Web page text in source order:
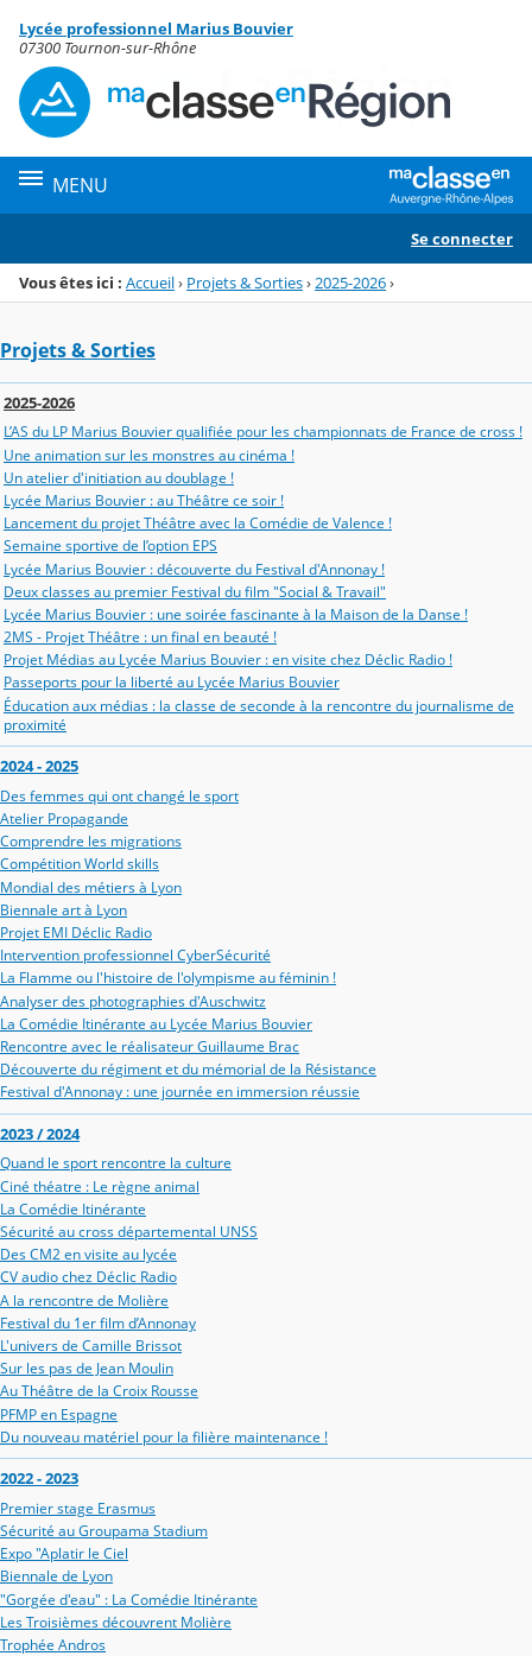
Menu de la rubrique
Contenu
Lycée professionnel Marius Bouvier
07300 Tournon-sur-Rhône
MENU
Se connecter
Vous êtes ici : Accueil› Projets & Sorties› 2025-2026›
Projets & Sorties
2025-2026
L’AS du LP Marius Bouvier qualifiée pour les championnats de France de cross !
Une animation sur les monstres au cinéma !
Un atelier d'initiation au doublage !
Lycée Marius Bouvier : au Théâtre ce soir !
Lancement du projet Théâtre avec la Comédie de Valence !
Semaine sportive de l’option EPS
Lycée Marius Bouvier : découverte du Festival d'Annonay !
Deux classes au premier Festival du film "Social & Travail"
Lycée Marius Bouvier : une soirée fascinante à la Maison de la Danse !
2MS - Projet Théâtre : un final en beauté !
Projet Médias au Lycée Marius Bouvier : en visite chez Déclic Radio !
Passeports pour la liberté au Lycée Marius Bouvier
Éducation aux médias : la classe de seconde à la rencontre du journalisme de
proximité
2024 - 2025
Des femmes qui ont changé le sport
Atelier Propagande
Comprendre les migrations
Compétition World skills
Mondial des métiers à Lyon
Biennale art à Lyon
Projet EMI Déclic Radio
Intervention professionnel CyberSécurité
La Flamme ou l'histoire de l'olympisme au féminin !
Analyser des photographies d'Auschwitz
La Comédie Itinérante au Lycée Marius Bouvier
Rencontre avec le réalisateur Guillaume Brac
Découverte du régiment et du mémorial de la Résistance
Festival d'Annonay : une journée en immersion réussie
2023 / 2024
Quand le sport rencontre la culture
Ciné théatre : Le règne animal
La Comédie Itinérante
Sécurité au cross départemental UNSS
Des CM2 en visite au lycée
CV audio chez Déclic Radio
A la rencontre de Molière
Festival du 1er film d’Annonay
L'univers de Camille Brissot
Sur les pas de Jean Moulin
Au Théâtre de la Croix Rousse
PFMP en Espagne
Du nouveau matériel pour la filière maintenance !
2022 - 2023
Premier stage Erasmus
Sécurité au Groupama Stadium
Expo "Aplatir le Ciel
Biennale de Lyon
"Gorgée d'eau" : La Comédie Itinérante
Les Troisièmes découvrent Molière
Trophée Andros